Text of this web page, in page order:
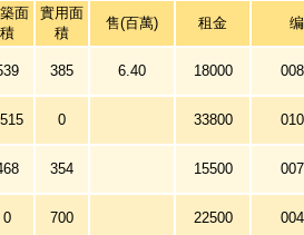
面
積
實用面
積
售(百萬) 租金
385 6.40 18000
0 33800
354 15500
0 700 22500